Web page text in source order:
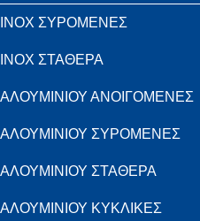
INOX ΣΥΡΟΜΕΝΕΣ
INOX ΣΤΑΘΕΡΑ
ΑΛΟΥΜΙΝΙΟΥ ΑΝΟΙΓΟΜΕΝΕΣ
ΑΛΟΥΜΙΝΙΟΥ ΣΥΡΟΜΕΝΕΣ
ΑΛΟΥΜΙΝΙΟΥ ΣΤΑΘΕΡΑ
ΑΛΟΥΜΙΝΙΟΥ ΚΥΚΛΙΚΕΣ